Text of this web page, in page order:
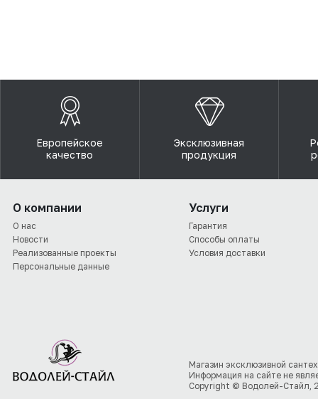
Европейское
качество
Эксклюзивная
продукция
О компании
О нас
Новости
Реализованные проекты
Персональные данные
Услуги
Гарантия
Способы оплаты
Условия доставки
Магазин эксклюзивной
Информация на сайте не
Copyright © Водолей-Стайл,